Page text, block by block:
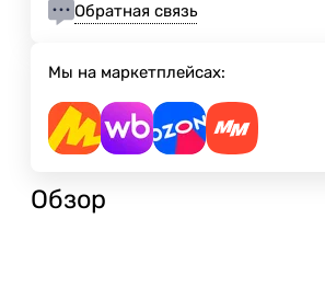
Обратная связь
Мы на маркетплейсах:
Обзор